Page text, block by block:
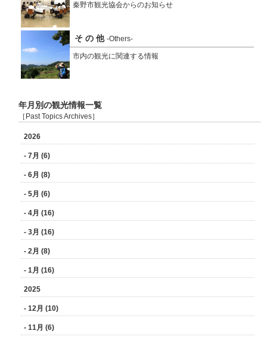
秦野市観光協会からのお知らせ
そ の 他 -Others-
市内の観光に関連する情報
年月別の観光情報一覧
［Past Topics Archives］
2026
- 7月 (6)
- 6月 (8)
- 5月 (6)
- 4月 (16)
- 3月 (16)
- 2月 (8)
- 1月 (16)
2025
- 12月 (10)
- 11月 (6)